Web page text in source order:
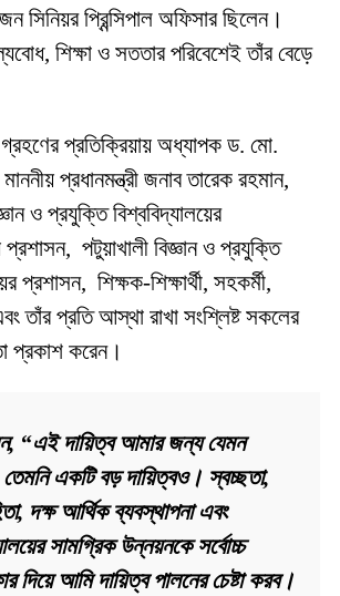
সিনিয়র প্রিন্সিপাল অফিসার ছিলেন।
শিক্ষা ও সততার পরিবেশেই তাঁর বেড়ে
প্রতিক্রিয়ায় অধ্যাপক ড. মো.
মাননীয় প্রধানমন্ত্রী জনাব তারেক রহমান,
ও প্রযুক্তি বিশ্ববিদ্যালয়ের
প্রশাসন, পটুয়াখালী বিজ্ঞান ও প্রযুক্তি
প্রশাসন, শিক্ষক-শিক্ষার্থী, সহকর্মী,
তাঁর প্রতি আস্থা রাখা সংশ্লিষ্ট সকলের
প্রকাশ করেন।
“এই দায়িত্ব আমার জন্য যেমন
তেমনি একটি বড় দায়িত্বও। স্বচ্ছতা,
দক্ষ আর্থিক ব্যবস্থাপনা এবং
সামগ্রিক উন্নয়নকে সর্বোচ্চ
দিয়ে আমি দায়িত্ব পালনের চেষ্টা করব।